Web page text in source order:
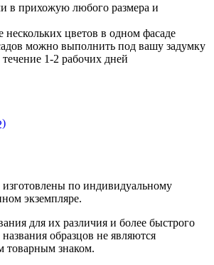
в прихожую любого размера и
цветов в одном фасаде
можно выполнить под вашу задумку
1-2 рабочих дней
по индивидуальному
экземпляре.
для их различия и более быстрого
образцов не являются
товарным знаком.